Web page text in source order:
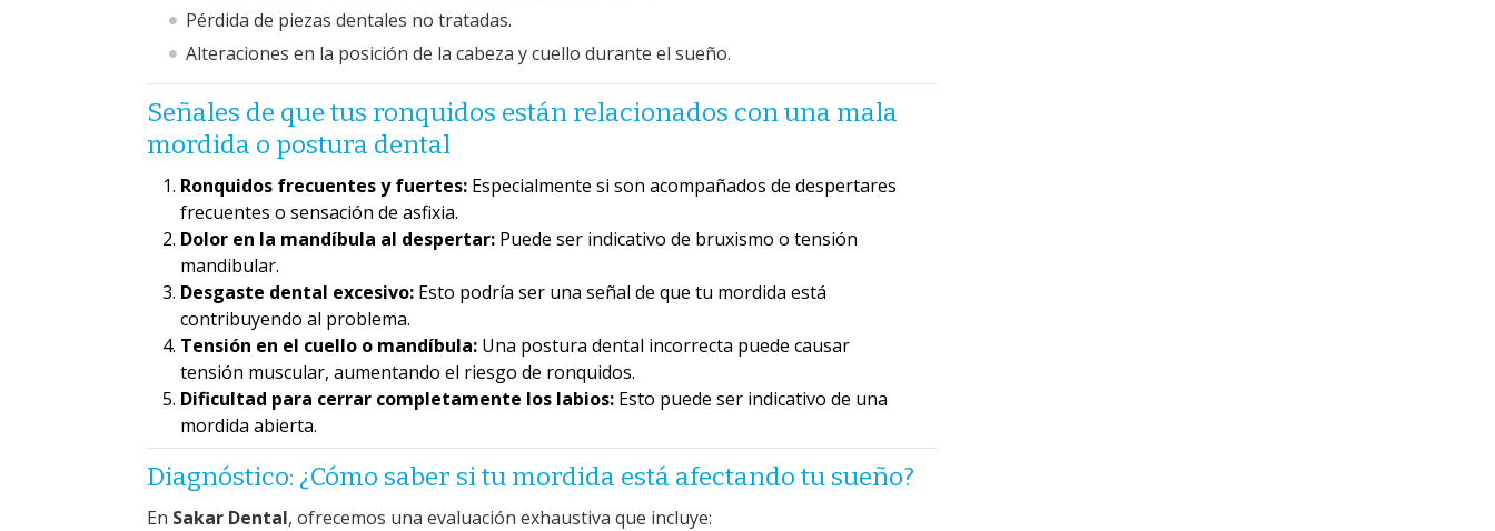
Pérdida de piezas dentales no tratadas.
Alteraciones en la posición de la cabeza y cuello durante el sueño.
Señales de que tus ronquidos están relacionados con una mala
mordida o postura dental
Ronquidos frecuentes y fuertes: Especialmente si son acompañados de despertares
frecuentes o sensación de asfixia.
Dolor en la mandíbula al despertar: Puede ser indicativo de bruxismo o tensión
mandibular.
Desgaste dental excesivo: Esto podría ser una señal de que tu mordida está
contribuyendo al problema.
Tensión en el cuello o mandíbula: Una postura dental incorrecta puede causar
tensión muscular, aumentando el riesgo de ronquidos.
Dificultad para cerrar completamente los labios: Esto puede ser indicativo de una
mordida abierta.
Diagnóstico: ¿Cómo saber si tu mordida está afectando tu sueño?
En Sakar Dental, ofrecemos una evaluación exhaustiva que incluye: